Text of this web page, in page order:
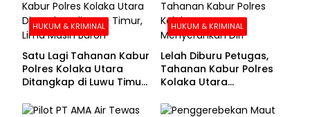
HUKUM & KRIMINAL
Satu Lagi Tahanan Kabur
Polres Kolaka Utara
Ditangkap di Luwu Timur,
HUKUM & KRIMINAL
Lelah Diburu Petugas,
Tahanan Kabur Polres
Kolaka Utara